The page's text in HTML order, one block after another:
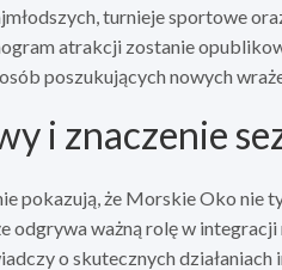
turnieje sportowe
atrakcji zostanie
poszukujących nowych
i znaczenie
pokazują, że Morskie Oko nie
odgrywa ważną rolę w
o skutecznych